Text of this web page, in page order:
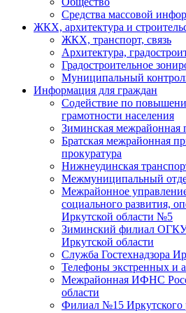
Средства массовой
ЖКХ, архитектура и
ЖКХ, транспорт, связь
Архитектура,
Градостроительное
Муниципальный
Информация для граждан
Содействие по
грамотности населения
Зиминская межрайонная
Братская межрайонная
прокуратура
Нижнеудинская
Межмуниципальный
Межрайонное
социального развития,
Иркутской области №5
Зиминский филиал
Иркутской области
Служба Гостехнадзора
Телефоны экстренных и
Межрайонная ИФНС
области
Филиал №15 Иркутского